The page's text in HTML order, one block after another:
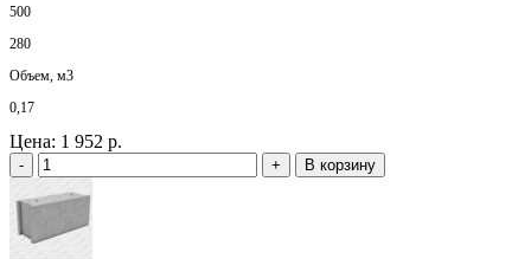
500
280
Объем, м3
0,17
Цена: 1 952 р.
- + В корзину